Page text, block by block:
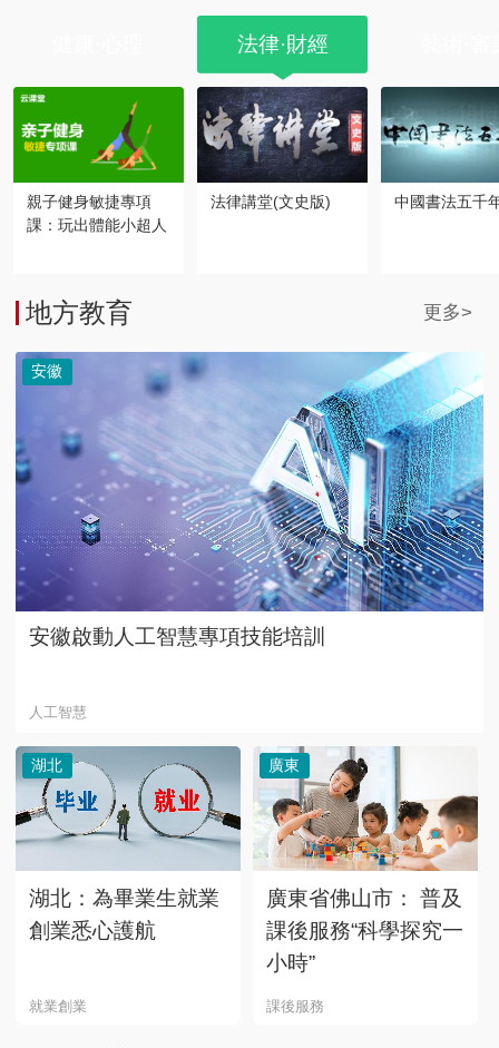
親子健身敏捷專項
課：玩出體能小超人
法律·財經
法律講堂(文史版) 中國書法五千
地方教育 更多>
安徽
安徽啟動人工智慧專項技能培訓
人工智慧
湖北
湖北：為畢業生就業
創業悉心護航
就業創業
廣東
廣東省佛山市： 普及
課後服務“科學探究一
小時”
課後服務